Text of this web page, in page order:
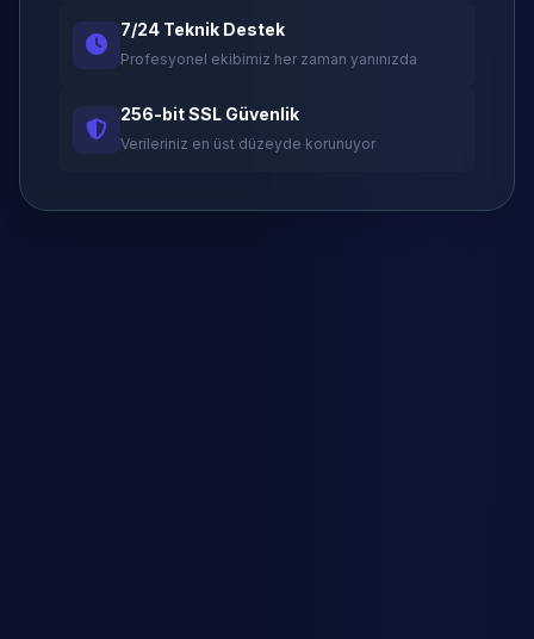
7/24 Teknik Destek
Profesyonel ekibimiz her zaman yanınızda
256-bit SSL Güvenlik
Verileriniz en üst düzeyde korunuyor